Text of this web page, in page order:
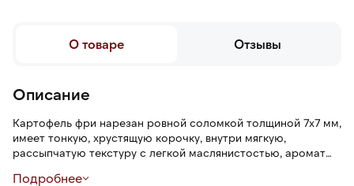
О товаре Отзывы
Описание
Картофель фри нарезан ровной соломкой толщиной 7х7 мм,
имеет тонкую, хрустящую корочку, внутри мягкую,
рассыпчатую текстуру с легкой маслянистостью, аромат
Подробнее